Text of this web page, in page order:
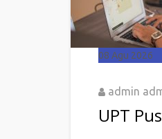
08 Agu 2026
admin
UPT